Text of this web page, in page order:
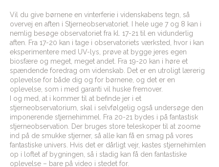
Vil du give børnene en vinterferie i videnskabens tegn, så
overvej en aften i Stjerneobservatoriet. I hele uge 7 og 8 kan i
nemlig besøge observatoriet fra kl. 17-21 til en vidunderlig
aften. Fra 17-20 kan i tage i observatoriets værksted, hvor i kan
eksperimentere med UV-lys, prøve at bygge jeres egen
biosfære og meget, meget andet. Fra 19-20 kan i høre et
spændende foredrag om videnskab. Det er en utroligt lærerig
oplevelse for både dig og for børnene, og det er en
oplevelse, som i med garanti vil huske fremover.
I og med, at i kommer til at befinde jer i et
stjerneobservatorium, skal i selvfølgelig også undersøge den
imponerende stjernehimmel. Fra 20-21 bydes i på fantastisk
stjerneobservation. Der bruges store teleskoper til at zoome
ind på de smukke stjerner, så alle kan få en smag på vores
fantastiske univers. Hvis det er dårligt vejr, kastes stjernehimlen
op i loftet af bygningen, så i stadig kan få den fantastiske
oplevelse – bare på video i stedet for.